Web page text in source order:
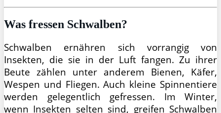
Was fressen Schwalben?
Schwalben ernähren sich vorrangig von
Insekten, die sie in der Luft fangen. Zu ihrer
Beute zählen unter anderem Bienen, Käfer,
Wespen und Fliegen. Auch kleine Spinnentiere
werden gelegentlich gefressen. Im Winter,
wenn Insekten selten sind, greifen Schwalben